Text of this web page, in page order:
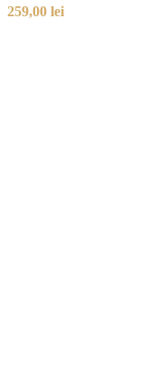
259,00 lei